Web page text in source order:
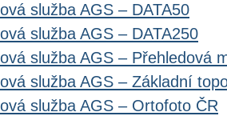
služba AGS – DATA50
služba AGS – DATA250
služba AGS – Přehledová
služba AGS – Základní
služba AGS – Ortofoto ČR